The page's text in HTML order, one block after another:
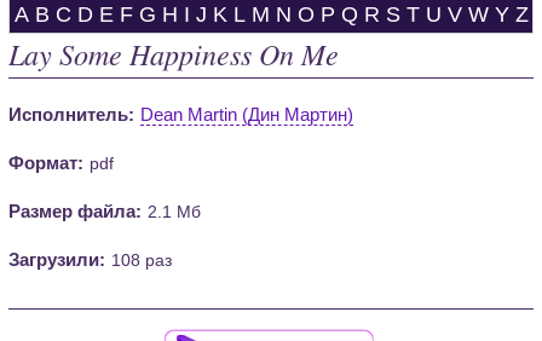
A B C D E F G H I J K L M N O P Q R S T U V W Y Z
Lay Some Happiness On Me
Исполнитель: Dean Martin (Дин Мартин)
Формат: pdf
Размер файла: 2.1 Мб
Загрузили: 108 раз